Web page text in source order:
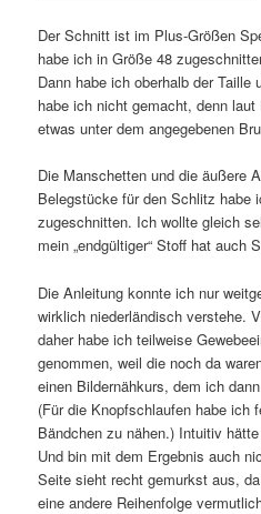
Der Schnitt ist im Plus-Größen
habe ich in Größe 48
Dann habe ich oberhalb der
habe ich nicht gemacht, denn
etwas unter dem angegebenen
Die Manschetten und die äußere
Belegstücke für den Schlitz habe
zugeschnitten. Ich wollte gleich
mein „endgültiger“ Stoff hat auch
Die Anleitung konnte ich nur
wirklich niederländisch verstehe.
daher habe ich teilweise
genommen, weil die noch da
einen Bildernähkurs, dem ich
(Für die Knopfschlaufen habe ich
Bändchen zu nähen.) Intuitiv
Und bin mit dem Ergebnis auch
Seite sieht recht gemurkst aus,
eine andere Reihenfolge